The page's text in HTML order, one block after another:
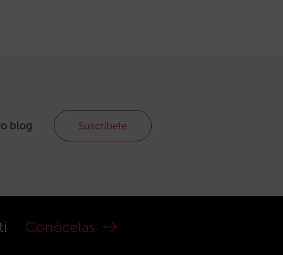
blog Suscríbete
Conócelas